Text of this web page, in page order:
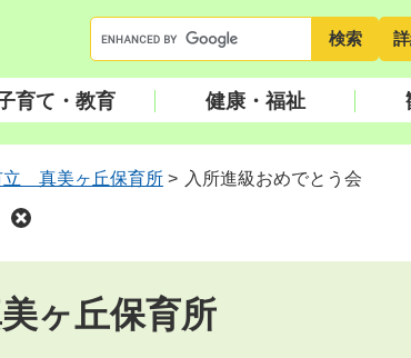
ー
ワ
ー
索
育て・教育 健康・福祉
立 真美ヶ丘保育所 > 入所進級おめでとう会
ヶ丘保育所